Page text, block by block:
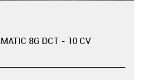
8G DCT - 10 CV